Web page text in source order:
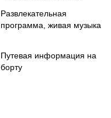
Развлекательная
программа, живая музыка
Путевая информация на
борту